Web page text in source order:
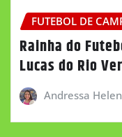
FUTEBOL DE
Rainha do
Lucas do Rio
Andressa